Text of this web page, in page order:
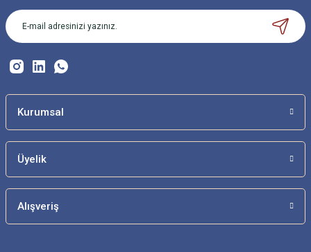
Ürün açıklamasında eksik bilgiler bulunuyor.
Ürün bilgilerinde hatalar bulunuyor.
Bu ürüne benzer farklı alternatifler olmalı.
Kurumsal
Üyelik
Alışveriş